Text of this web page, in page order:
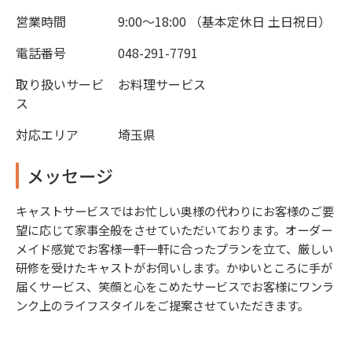
営業時間
9:00～18:00 （基本定休日 土日祝日）
電話番号
048-291-7791
取り扱いサービ
ス
お料理サービス
対応エリア 埼玉県
メッセージ
キャストサービスではお忙しい奥様の代わりにお客様のご要
望に応じて家事全般をさせていただいております。オーダー
メイド感覚でお客様一軒一軒に合ったプランを立て、厳しい
研修を受けたキャストがお伺いします。かゆいところに手が
届くサービス、笑顔と心をこめたサービスでお客様にワンラ
ンク上のライフスタイルをご提案させていただきます。